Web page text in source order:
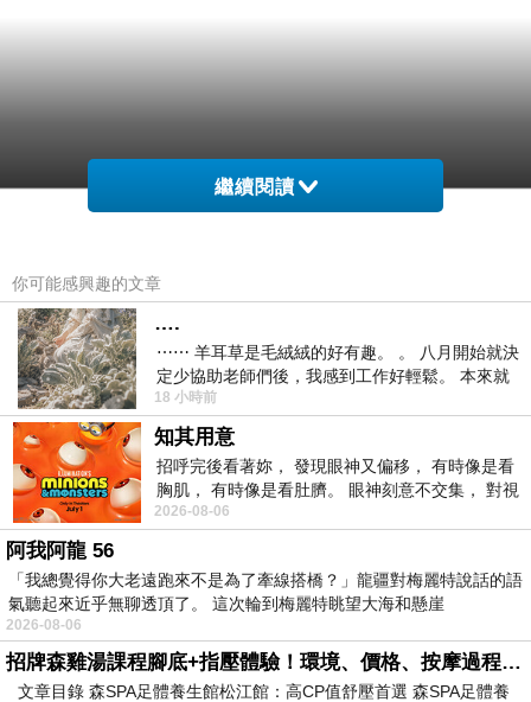
繼續閱讀
你可能感興趣的文章
….
⋯⋯ 羊耳草是毛絨絨的好有趣。 。 八月開始就決
定少協助老師們後，我感到工作好輕鬆。 本來就
不是我的工作啊。 真
18 小時前
知其用意
招呼完後看著妳， 發現眼神又偏移， 有時像是看
胸肌， 有時像是看肚臍。 眼神刻意不交集， 對視
視線不對齊， 讓我很難不
2026-08-06
阿我阿龍 56
「我總覺得你大老遠跑來不是為了牽線搭橋？」龍疆對梅麗特說話的語
氣聽起來近乎無聊透頂了。 這次輪到梅麗特眺望大海和懸崖
2026-08-06
招牌森雞湯課程腳底+指壓體驗！環境、價格、按摩過程全紀錄，森SPA足體養生館松江館最新價格表
文章目錄 森SPA足體養生館松江館：高CP值舒壓首選 森SPA足體養